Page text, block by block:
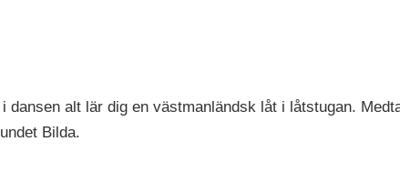
alt lär dig en västmanländsk låt i låtstugan.
Bilda.